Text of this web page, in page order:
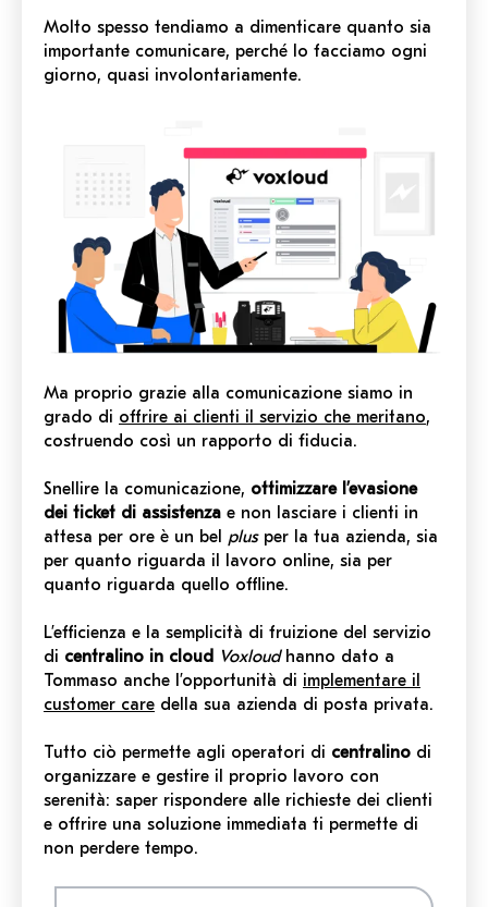
Molto spesso tendiamo a dimenticare quanto sia
importante comunicare, perché lo facciamo ogni
giorno, quasi involontariamente.
Ma proprio grazie alla comunicazione siamo in
grado di offrire ai clienti il servizio che meritano,
costruendo così un rapporto di fiducia.
Snellire la comunicazione, ottimizzare l’evasione
dei ticket di assistenza e non lasciare i clienti in
attesa per ore è un bel plusper la tua azienda, sia
per quanto riguarda il lavoro online, sia per
quanto riguarda quello offline.
L’efficienza e la semplicità di fruizione del servizio
di centralino in cloud Voxloudhanno dato a
Tommaso anche l’opportunità di implementare il
customer care della sua azienda di posta privata.
Tutto ciò permette agli operatori di centralino di
organizzare e gestire il proprio lavoro con
serenità: saper rispondere alle richieste dei clienti
e offrire una soluzione immediata ti permette di
non perdere tempo.